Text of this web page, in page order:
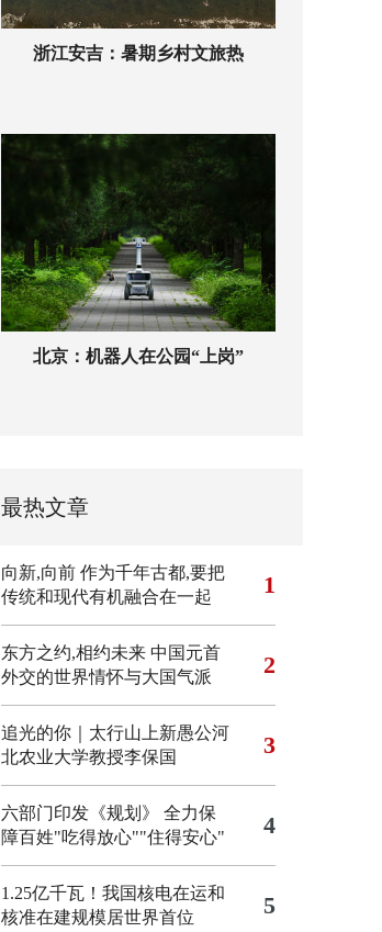
浙江安吉：暑期乡村文旅热
北京：机器人在公园“上岗”
最热文章
向新,向前 作为千年古都,要把
传统和现代有机融合在一起
1
东方之约,相约未来 中国元首
外交的世界情怀与大国气派
2
追光的你｜太行山上新愚公河
北农业大学教授李保国
3
六部门印发《规划》 全力保
障百姓"吃得放心""住得安心"
4
1.25亿千瓦！我国核电在运和
核准在建规模居世界首位
5